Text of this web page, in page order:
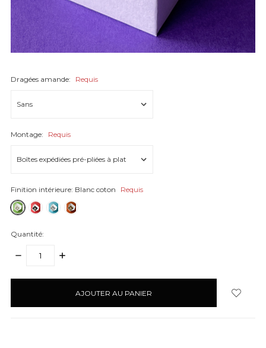
Dragées amande: Requis
Montage: Requis
Finition intérieure: Blanc coton Requis
Quantité:
DIMINUER
AUGMENTER
items